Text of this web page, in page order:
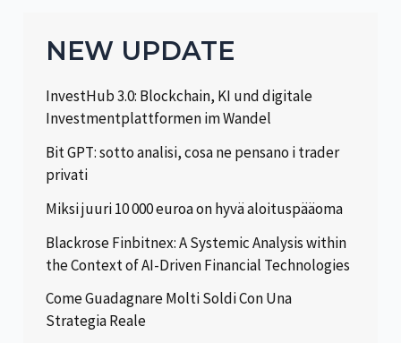
NEW UPDATE
InvestHub 3.0: Blockchain, KI und digitale
Investmentplattformen im Wandel
Bit GPT: sotto analisi, cosa ne pensano i trader
privati
Miksi juuri 10 000 euroa on hyvä aloituspääoma
Blackrose Finbitnex: A Systemic Analysis within
the Context of AI-Driven Financial Technologies
Come Guadagnare Molti Soldi Con Una
Strategia Reale